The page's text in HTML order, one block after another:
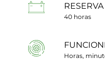
40 horas
Horas,